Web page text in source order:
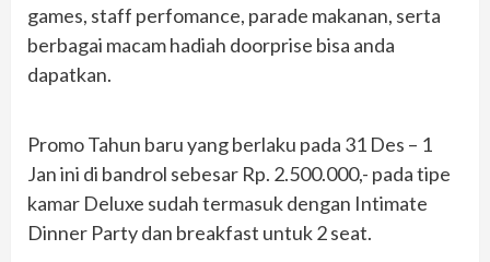
games, staff perfomance, parade makanan, serta
berbagai macam hadiah doorprise bisa anda
dapatkan.
Promo Tahun baru yang berlaku pada 31 Des – 1
Jan ini di bandrol sebesar Rp. 2.500.000,- pada tipe
kamar Deluxe sudah termasuk dengan Intimate
Dinner Party dan breakfast untuk 2 seat.